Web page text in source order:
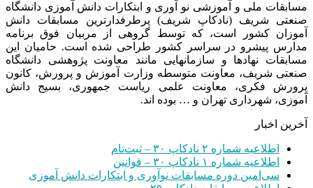
مسابقات ملی و آموزشی نو آوری و ابتکارات دانش آموزی دانشگاه
صنعتی شریف (نادکاپ شریف) پرطرفدارترین مسابقات دانش
آموزان کشور است، که توسط گروهی از مربیان فوق برنامه
مدارس پیشرو در سراسر کشور طراحی شده است. حامیان این
مسابقات نهادها و سازمانهایی مانند معاونت پژوهشی دانشگاه
صنعتی شریف، معاونت متوسطه وزارت آموزش و پرورش، کانون
پرورش فکری، معاونت علمی ریاست جمهوری، بسیج دانش
آموزی، شهرداری تهران و … بوده اند.
آخرین اخبار
اطلاعیه شماره ۲ نادکاپ ۳۰ – ثبت‌نام
اطلاعیه شماره ۱ نادکاپ ۳۰ – قوانین
سی‌امین دوره مسابقات نوآوری و ابتکارات دانش آموزی